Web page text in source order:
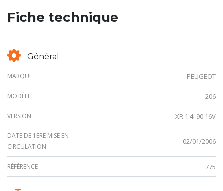
Fiche technique
Général
MARQUE PEUGEOT
MODÈLE 206
VERSION XR 1.4i 90 16V
DATE DE 1ÈRE MISE EN
CIRCULATION
02/01/2006
RÉFÉRENCE 775